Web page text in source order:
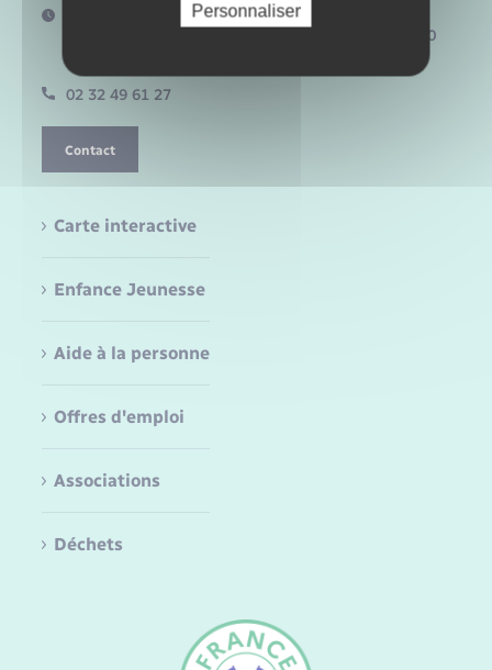
Horaires d'ouverture :
Du lundi au jeudi : 08h30 – 12h30 / 13h30 – 17h30
02 32 49 61 27
Contact
Carte interactive
Enfance Jeunesse
Aide à la personne
Offres d'emploi
Associations
Déchets
Personnaliser